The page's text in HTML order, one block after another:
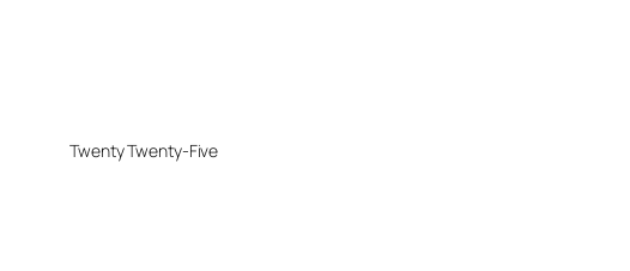
Twenty Twenty-Five